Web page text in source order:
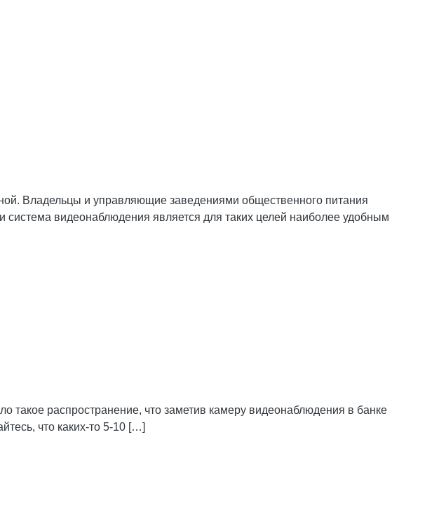
Владельцы и управляющие заведениями общественного питания
видеонаблюдения является для таких целей наиболее удобным
такое распространение, что заметив камеру видеонаблюдения в банке
что каких-то 5-10 […]